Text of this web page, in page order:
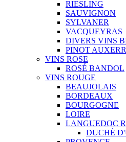
RIESLING
SAUVIGNON
SYLVANER
VACQUEYRAS
DIVERS VINS
PINOT
VINS ROSE
ROSÉ BANDOL
VINS ROUGE
BEAUJOLAIS
BORDEAUX
BOURGOGNE
LOIRE
LANGUEDOC
DUCHÉ